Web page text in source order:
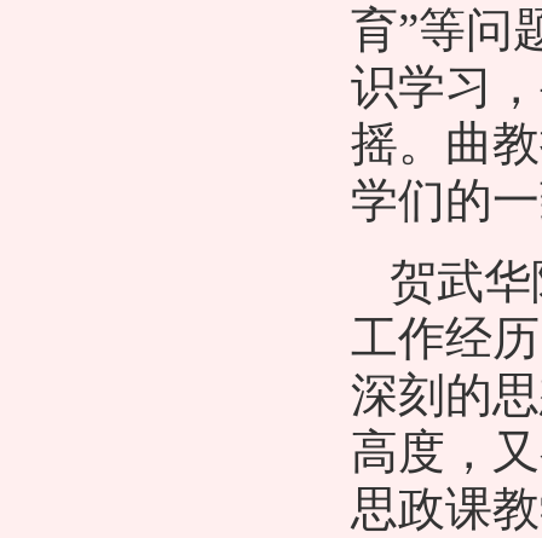
育”等问
识学习
摇。曲
学们的
贺武
工作经
深刻的
高度，
思政课